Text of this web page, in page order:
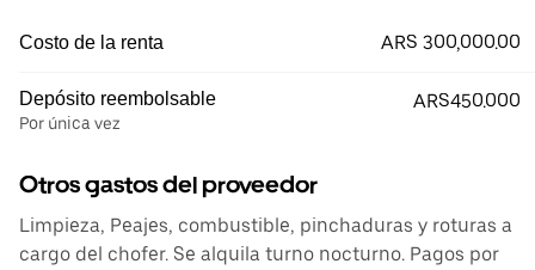
Costo de la renta ARS 300,000.00
Depósito reembolsable
Por única vez
ARS450.000
Otros gastos del proveedor
Limpieza, Peajes, combustible, pinchaduras y roturas a
cargo del chofer. Se alquila turno nocturno. Pagos por